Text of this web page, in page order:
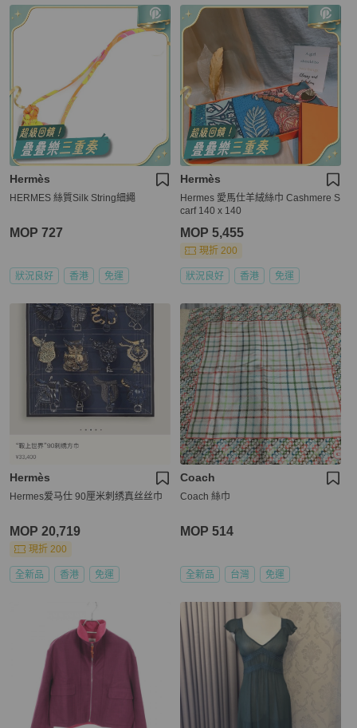
Hermès
HERMES 絲質Silk String細繩
MOP 727
狀況良好 香港 免運
Hermès
Hermes 愛馬仕羊絨絲巾 Cashmere S
carf 140 x 140
MOP 5,455
現折 200
狀況良好 香港 免運
Hermès
Hermes爱马仕 90厘米刺绣真丝丝巾
MOP 20,719
現折 200
全新品 香港 免運
Coach
Coach 絲巾
MOP 514
全新品 台灣 免運